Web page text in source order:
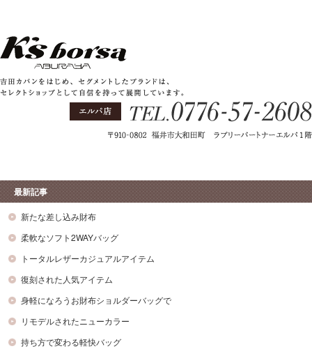
最新記事
新たな差し込み財布
柔軟なソフト2WAYバッグ
トータルレザーカジュアルアイテム
復刻された人気アイテム
身軽になろうお財布ショルダーバッグで
リモデルされたニューカラー
持ち方で変わる軽快バッグ